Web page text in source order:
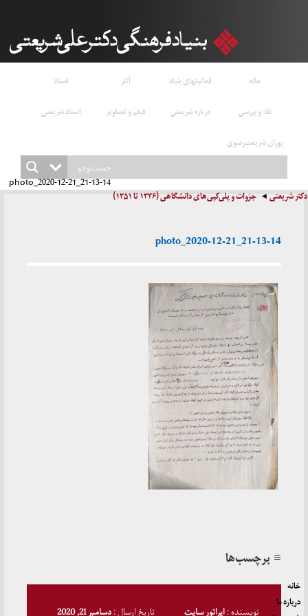
خانه فعالیتهای بنیاد آثار
اسناد
نقد و بررسی
درباره شریعتی فیلم و تصاویر
استاد شریعتی
پوران شریعت‌رضوی
دکتر شریعتی جزوات و پلی‌کپی‌های دانشگاهی (۱۳۴۶ تا ۱۳۵۱)
photo_2020-12-21_21-13-14
photo_2020-12-21_21-13-14
≡ برچسب‌ها
نویسنده :اپراتور سایت تاریخ ارسال :دسامبر 21, 2020
خانه
درباره ما